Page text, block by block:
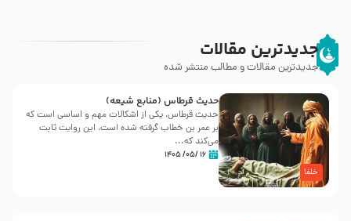
جدیدترین مقالات
جدیدترین مقالات و مطالب منتشر شده
خلفا
حدیث قرطاس (منابع شیعه)
حدیث قرطاس، یکی از اشکالات مهم و اساسی است که
بر عمر بن خطاب گرفته شده است، این روایت ثابت
می‌کند که...
۱۶ /۰۵/ ۱۴۰۵